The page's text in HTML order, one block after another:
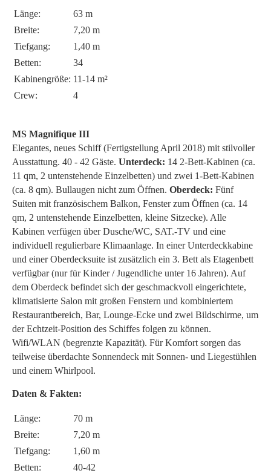
Länge:
63 m
Breite:
7,20 m
Tiefgang:
1,40 m
Betten:
34
Kabinengröße: 11-14 m²
Crew:
4
MS Magnifique III
Elegantes, neues Schiff (Fertigstellung April 2018) mit stilvoller
Ausstattung. 40 - 42 Gäste. Unterdeck: 14 2-Bett-Kabinen (ca.
11 qm, 2 untenstehende Einzelbetten) und zwei 1-Bett-Kabinen
(ca. 8 qm). Bullaugen nicht zum Öffnen. Oberdeck: Fünf
Suiten mit französischem Balkon, Fenster zum Öffnen (ca. 14
qm, 2 untenstehende Einzelbetten, kleine Sitzecke). Alle
Kabinen verfügen über Dusche/WC, SAT.-TV und eine
individuell regulierbare Klimaanlage. In einer Unterdeckkabine
und einer Oberdecksuite ist zusätzlich ein 3. Bett als Etagenbett
verfügbar (nur für Kinder / Jugendliche unter 16 Jahren). Auf
dem Oberdeck befindet sich der geschmackvoll eingerichtete,
klimatisierte Salon mit großen Fenstern und kombiniertem
Restaurantbereich, Bar, Lounge-Ecke und zwei Bildschirme, um
der Echtzeit-Position des Schiffes folgen zu können.
Wifi/WLAN (begrenzte Kapazität). Für Komfort sorgen das
teilweise überdachte Sonnendeck mit Sonnen- und Liegestühlen
und einem Whirlpool.
Daten & Fakten:
Länge:
70 m
Breite:
7,20 m
Tiefgang:
1,60 m
Betten:
40-42